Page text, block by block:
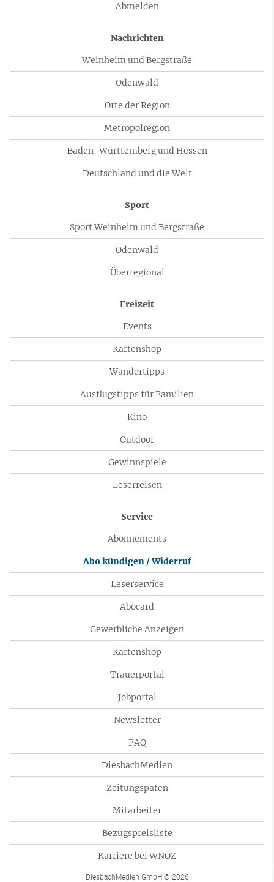
Abmelden
Nachrichten
Weinheim und Bergstraße
Odenwald
Orte der Region
Metropolregion
Baden-Württemberg und Hessen
Deutschland und die Welt
Sport
Sport Weinheim und Bergstraße
Odenwald
Überregional
Freizeit
Events
Kartenshop
Wandertipps
Ausflugstipps für Familien
Kino
Outdoor
Gewinnspiele
Leserreisen
Service
Abonnements
Abo kündigen / Widerruf
Leserservice
Abocard
Gewerbliche Anzeigen
Kartenshop
Trauerportal
Jobportal
Newsletter
FAQ
DiesbachMedien
Zeitungspaten
Mitarbeiter
Bezugspreisliste
Karriere bei WNOZ
DiesbachMedien GmbH © 2026